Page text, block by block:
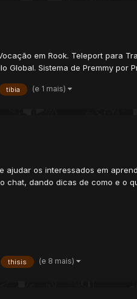
em Rook. Teleport para
Global. Sistema de Premmy por
tibia (e 1 mais)
os interessados em
dando dicas de como e o
thisis (e 8 mais)